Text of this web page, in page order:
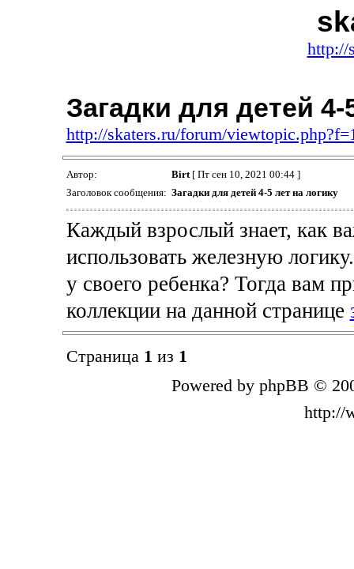
http://
Загадки для детей 4-
http://skaters.ru/forum/
Автор: Birt[ Пт сен 10, 2021 00:44 ]
Заголовок сообщения: Загадки для детей 4-5 лет на логику
Каждый взрослый знает, как
использовать железную
у своего ребенка? Тогда вам
коллекции на данной странице
Страница 1 из 1
Powered by phpBB ©
http://